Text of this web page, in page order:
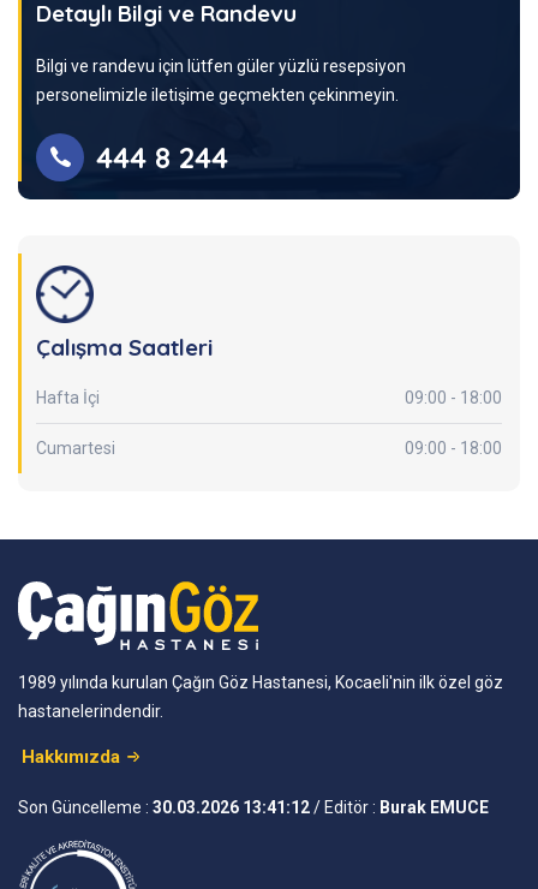
Detaylı Bilgi ve Randevu
Bilgi ve randevu için lütfen güler yüzlü resepsiyon
personelimizle iletişime geçmekten çekinmeyin.
444 8 244
Çalışma Saatleri
Hafta İçi 09:00 - 18:00
Cumartesi 09:00 - 18:00
1989 yılında kurulan Çağın Göz Hastanesi, Kocaeli'nin ilk özel göz
hastanelerindendir.
Hakkımızda
Son Güncelleme : 30.03.2026 13:41:12/ Editör : Burak EMUCE